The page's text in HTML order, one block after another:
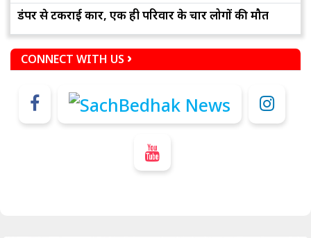
डंपर से टकराई कार, एक ही परिवार के चार लोगों की मौत
CONNECT WITH US